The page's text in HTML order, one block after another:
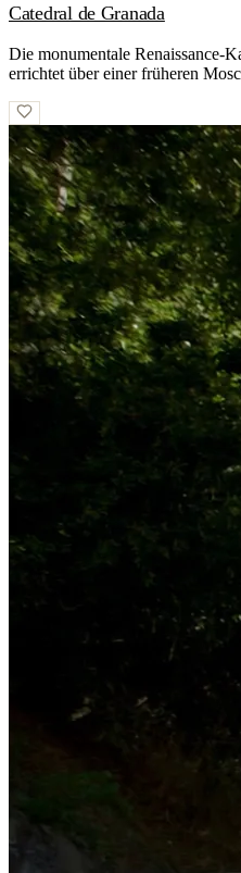
Catedral de Granada
Die monumentale Renaissance-
errichtet über einer früheren